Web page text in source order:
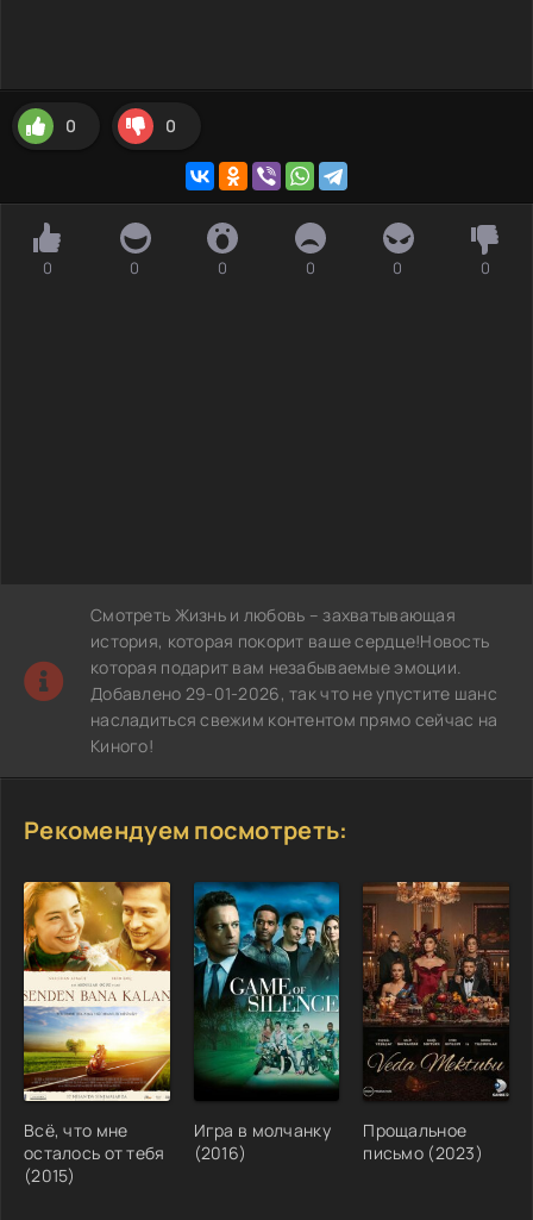
0 0
0 0 0 0 0 0
Смотреть Жизнь и любовь – захватывающая
история, которая покорит ваше сердце!Новость
которая подарит вам незабываемые эмоции.
Добавлено 29-01-2026, так что не упустите шанс
насладиться свежим контентом прямо сейчас на
Киного!
Рекомендуем посмотреть:
Всё, что мне
осталось от тебя
(2015)
Игра в молчанку
(2016)
Прощальное
письмо (2023)